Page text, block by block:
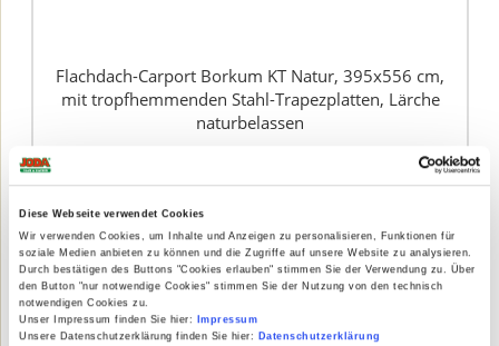
Diese Webseite verwendet Cookies
Wir verwenden Cookies, um Inhalte und Anzeigen zu personalisieren, Funktionen für
soziale Medien anbieten zu können und die Zugriffe auf unsere Website zu analysieren.
Durch bestätigen des Buttons "Cookies erlauben" stimmen Sie der Verwendung zu. Über
den Button "nur notwendige Cookies" stimmen Sie der Nutzung von den technisch
notwendigen Cookies zu.
Unser Impressum finden Sie hier: Impressum
Unsere Datenschutzerklärung finden Sie hier: Datenschutzerklärung
Flachdach-Carport Borkum KT Natur, 395x556 cm,
mit tropfhemmenden Stahl-Trapezplatten, Lärche
naturbelassen